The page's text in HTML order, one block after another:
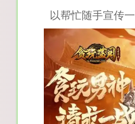
以帮忙随手宣传